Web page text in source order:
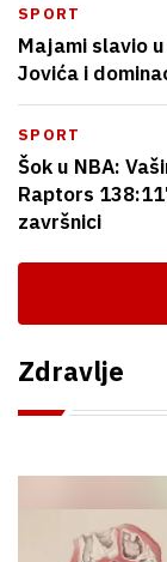
SPORT
Majami slavio
Jovića i
SPORT
Šok u NBA:
Raptors
završnici
Zdravlje